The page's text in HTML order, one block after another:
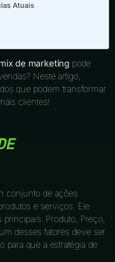
Atuais
de marketing pode
Neste artigo,
que podem transformar
clientes!
conjunto de ações
e serviços. Ele
Produto, Preço,
desses fatores deve ser
para que a estratégia de